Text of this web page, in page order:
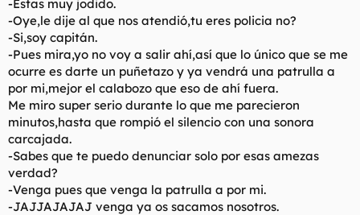
-Estas muy jodido.
-Oye,le dije al que nos atendió,tu eres policia no?
-Si,soy capitán.
-Pues mira,yo no voy a salir ahí,así que lo único que se me
ocurre es darte un puñetazo y ya vendrá una patrulla a
por mi,mejor el calabozo que eso de ahí fuera.
Me miro super serio durante lo que me parecieron
minutos,hasta que rompió el silencio con una sonora
carcajada.
-Sabes que te puedo denunciar solo por esas amezas
verdad?
-Venga pues que venga la patrulla a por mi.
-JAJJAJAJAJ venga ya os sacamos nosotros.